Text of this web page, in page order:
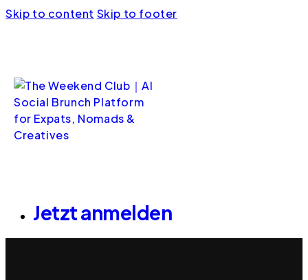
Skip to content Skip to footer
Jetzt anmelden